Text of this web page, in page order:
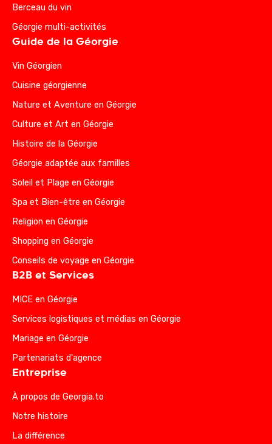
Berceau du vin
Géorgie multi-activités
Guide de la Géorgie
Vin Géorgien
Cuisine géorgienne
Nature et Aventure en Géorgie
Culture et Art en Géorgie
Histoire de la Géorgie
Géorgie adaptée aux familles
Soleil et Plage en Géorgie
Spa et Bien-être en Géorgie
Religion en Géorgie
Shopping en Géorgie
Conseils de voyage en Géorgie
B2B et Services
MICE en Géorgie
Services logistiques et médias en Géorgie
Mariage en Géorgie
Partenariats d'agence
Entreprise
À propos de Georgia.to
Notre histoire
La différence